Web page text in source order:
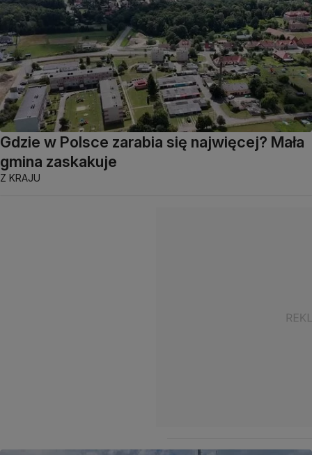
Gdzie w Polsce zarabia się najwięcej? Mała
gmina zaskakuje
Z KRAJU